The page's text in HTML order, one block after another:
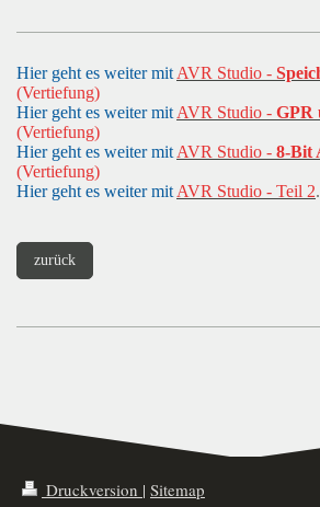
Hier geht es weiter mit AVR Studio -
(Vertiefung)
Hier geht es weiter mit AVR Studio - GPR
(Vertiefung)
Hier geht es weiter mit AVR Studio - 8-Bit
(Vertiefung)
Hier geht es weiter mit AVR Studio - Teil 2.
zurück
Druckversion | Sitemap